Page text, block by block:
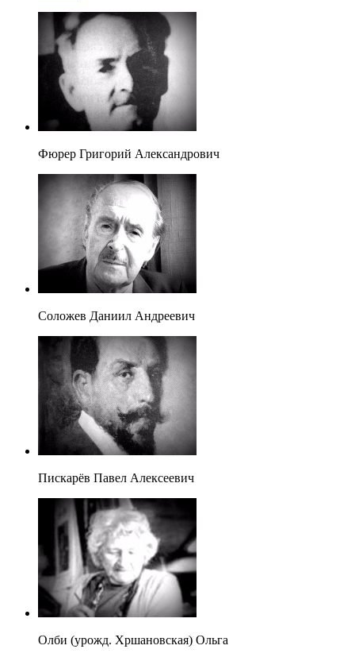
Фюрер Григорий Александрович
Соложев Даниил Андреевич
Пискарёв Павел Алексеевич
Олби (урожд. Хршановская) Ольга